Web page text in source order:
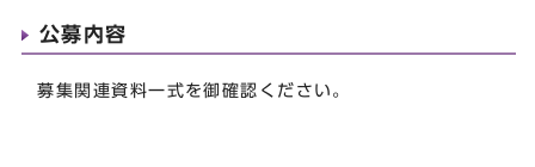
公募内容
募集関連資料一式を御確認ください。